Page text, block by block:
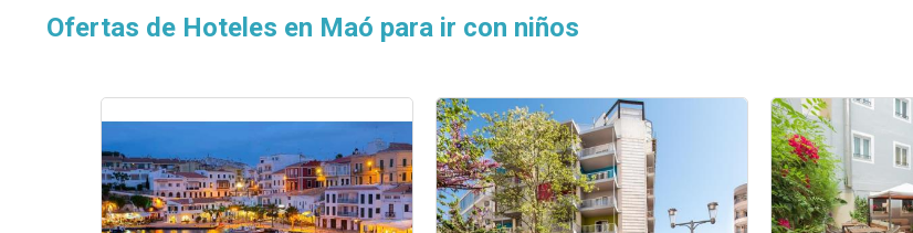
Ofertas de Hoteles en Maó para ir con niños